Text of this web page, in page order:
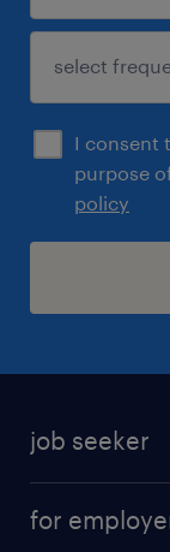
Pokud si
navštivte
I consent
purpose
policy
job seeker
job at Amazon
for